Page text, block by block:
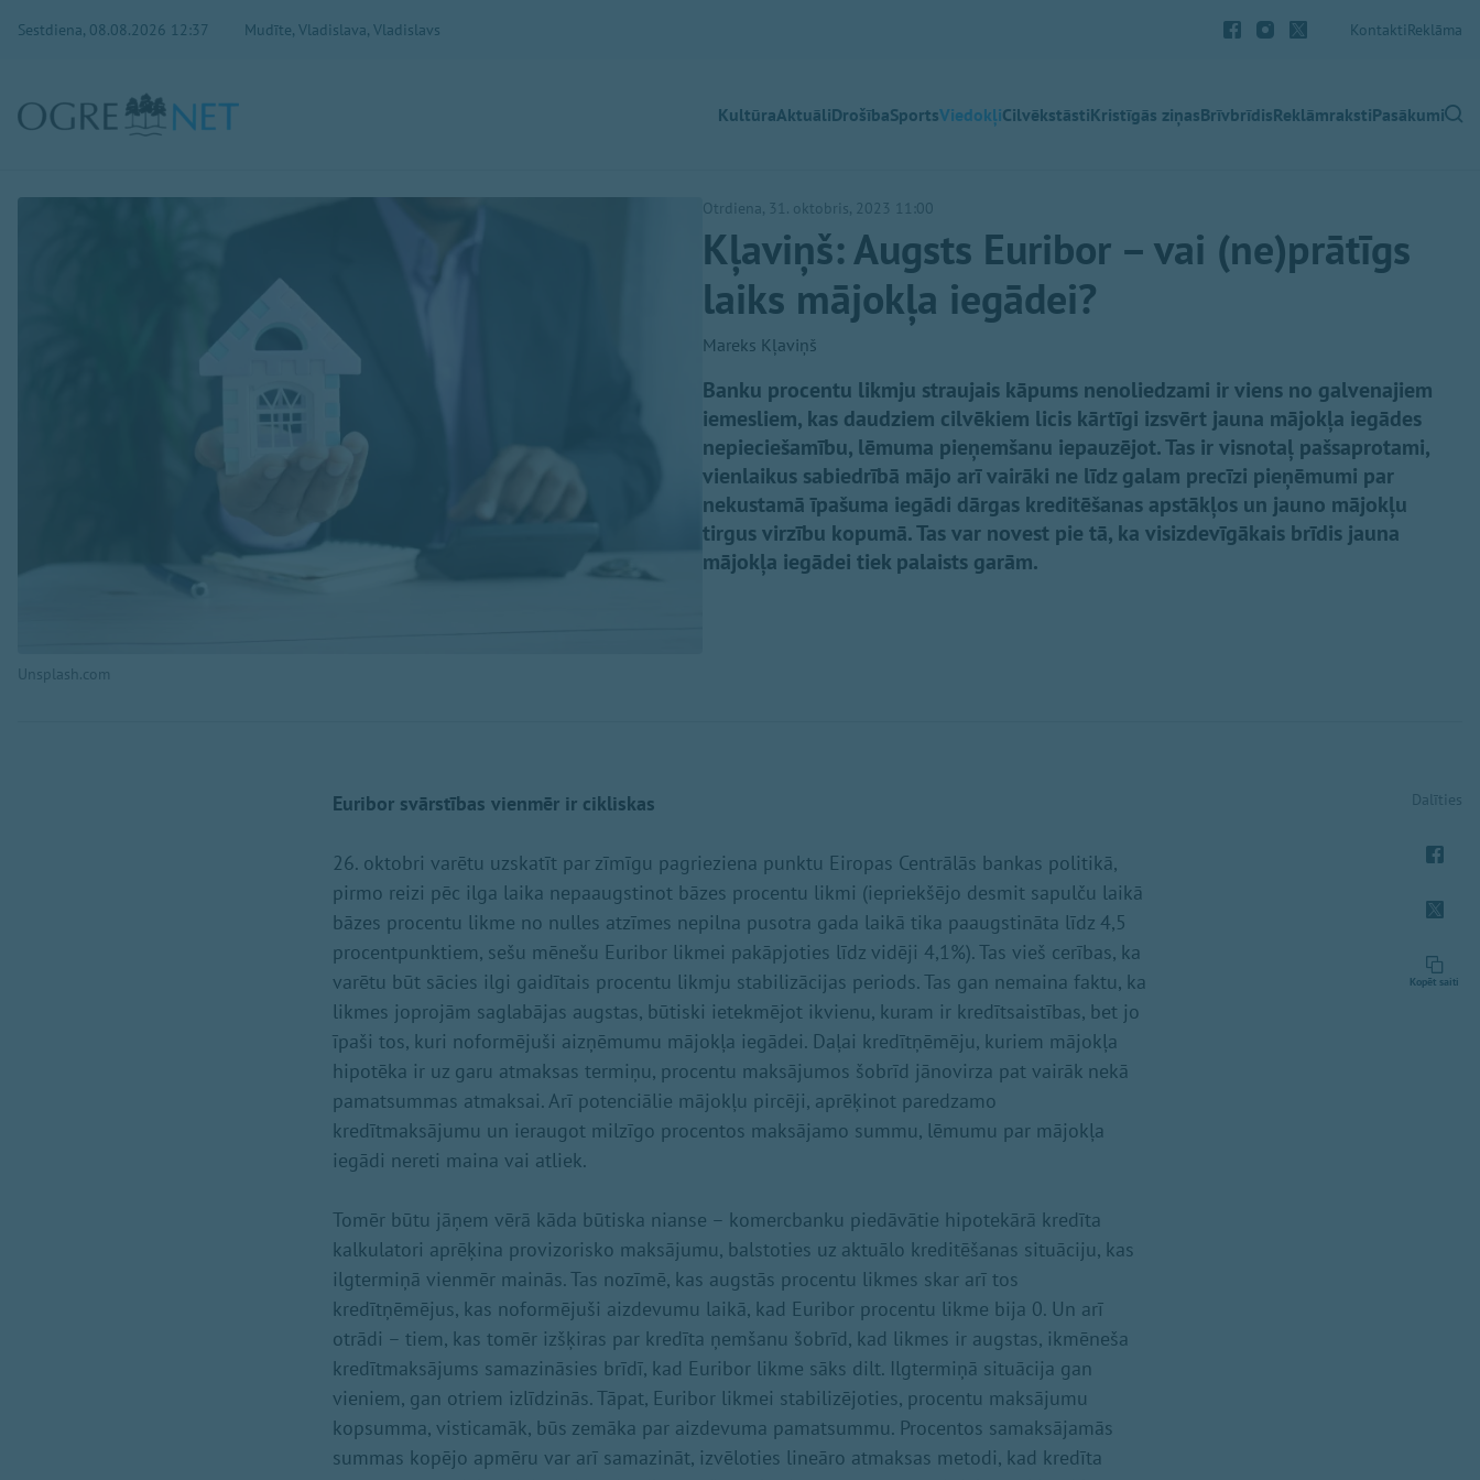
Sestdiena, 08.08.2026 12:37 Mudīte, Vladislava, Vladislavs KontaktiReklāma
KultūraAktuāliDrošībaSportsViedokļiCilvēkstāstiKristīgās ziņasBrīvbrīdisReklāmrakstiPasākumi
Unsplash.com
Otrdiena, 31. oktobris, 2023 11:00
Kļaviņš: Augsts Euribor – vai (ne)prātīgs
laiks mājokļa iegādei?
Mareks Kļaviņš
Banku procentu likmju straujais kāpums nenoliedzami ir viens no galvenajiem
iemesliem, kas daudziem cilvēkiem licis kārtīgi izsvērt jauna mājokļa iegādes
nepieciešamību, lēmuma pieņemšanu iepauzējot. Tas ir visnotaļ pašsaprotami,
vienlaikus sabiedrībā mājo arī vairāki ne līdz galam precīzi pieņēmumi par
nekustamā īpašuma iegādi dārgas kreditēšanas apstākļos un jauno mājokļu
tirgus virzību kopumā. Tas var novest pie tā, ka visizdevīgākais brīdis jauna
mājokļa iegādei tiek palaists garām.
Euribor svārstības vienmēr ir cikliskas
26. oktobri varētu uzskatīt par zīmīgu pagrieziena punktu Eiropas Centrālās bankas politikā,
pirmo reizi pēc ilga laika nepaaugstinot bāzes procentu likmi (iepriekšējo desmit sapulču laikā
bāzes procentu likme no nulles atzīmes nepilna pusotra gada laikā tika paaugstināta līdz 4,5
procentpunktiem, sešu mēnešu Euribor likmei pakāpjoties līdz vidēji 4,1%). Tas vieš cerības, ka
varētu būt sācies ilgi gaidītais procentu likmju stabilizācijas periods. Tas gan nemaina faktu, ka
likmes joprojām saglabājas augstas, būtiski ietekmējot ikvienu, kuram ir kredītsaistības, bet jo
īpaši tos, kuri noformējuši aizņēmumu mājokļa iegādei. Daļai kredītņēmēju, kuriem mājokļa
hipotēka ir uz garu atmaksas termiņu, procentu maksājumos šobrīd jānovirza pat vairāk nekā
pamatsummas atmaksai. Arī potenciālie mājokļu pircēji, aprēķinot paredzamo
kredītmaksājumu un ieraugot milzīgo procentos maksājamo summu, lēmumu par mājokļa
iegādi nereti maina vai atliek.
Tomēr būtu jāņem vērā kāda būtiska nianse – komercbanku piedāvātie hipotekārā kredīta
kalkulatori aprēķina provizorisko maksājumu, balstoties uz aktuālo kreditēšanas situāciju, kas
ilgtermiņā vienmēr mainās. Tas nozīmē, kas augstās procentu likmes skar arī tos
kredītņēmējus, kas noformējuši aizdevumu laikā, kad Euribor procentu likme bija 0. Un arī
otrādi – tiem, kas tomēr izšķiras par kredīta ņemšanu šobrīd, kad likmes ir augstas, ikmēneša
kredītmaksājums samazināsies brīdī, kad Euribor likme sāks dilt. Ilgtermiņā situācija gan
vieniem, gan otriem izlīdzinās. Tāpat, Euribor likmei stabilizējoties, procentu maksājumu
kopsumma, visticamāk, būs zemāka par aizdevuma pamatsummu. Procentos samaksājamās
summas kopējo apmēru var arī samazināt, izvēloties lineāro atmaksas metodi, kad kredīta
Dalīties
Kopēt saiti